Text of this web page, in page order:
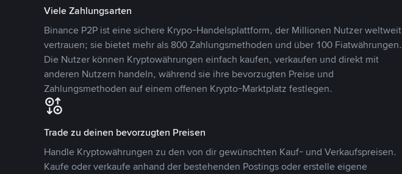
Viele Zahlungsarten
Binance P2P ist eine sichere Krypo-Handelsplattform, der Millionen Nutzer weltweit
vertrauen; sie bietet mehr als 800 Zahlungsmethoden und über 100 Fiatwährungen.
Die Nutzer können Kryptowährungen einfach kaufen, verkaufen und direkt mit
anderen Nutzern handeln, während sie ihre bevorzugten Preise und
Zahlungsmethoden auf einem offenen Krypto-Marktplatz festlegen.
Trade zu deinen bevorzugten Preisen
Handle Kryptowährungen zu den von dir gewünschten Kauf- und Verkaufspreisen.
Kaufe oder verkaufe anhand der bestehenden Postings oder erstelle eigene